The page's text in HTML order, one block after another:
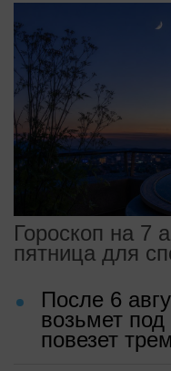
Гороскоп на 7
пятница для
После 6
возьмет
повезет